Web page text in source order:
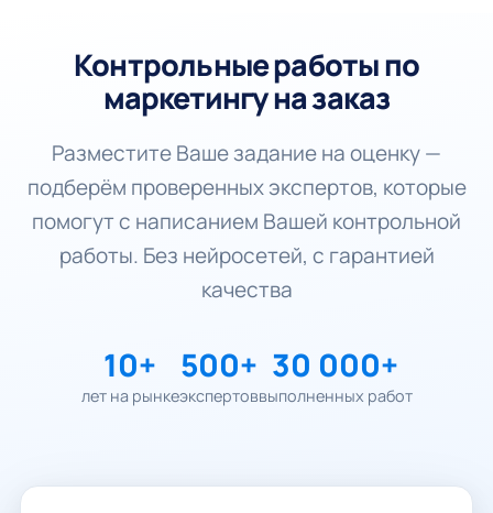
Контрольные работы по
маркетингу на заказ
Разместите Ваше задание на оценку —
подберём проверенных экспертов, которые
помогут с написанием Вашей контрольной
работы. Без нейросетей, с гарантией
качества
10+
лет на рынке
500+
экспертов
30 000+
выполненных работ